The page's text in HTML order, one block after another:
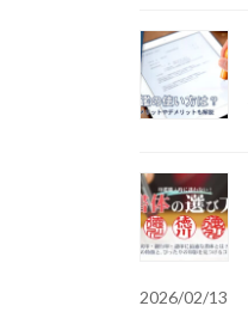
2026/02/13